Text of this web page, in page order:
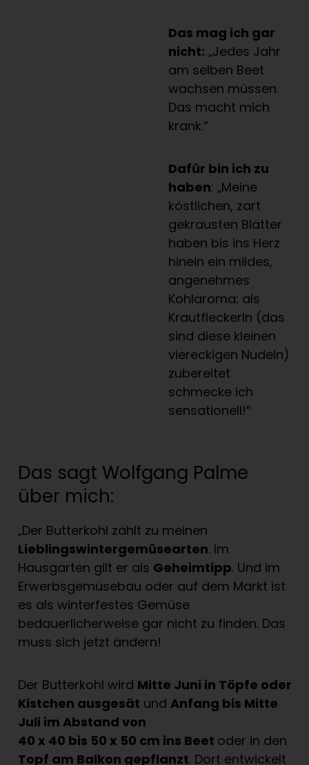
Das mag ich gar
nicht: „Jedes Jahr
am selben Beet
wachsen müssen.
Das macht mich
krank.“
Dafür bin ich zu
haben: „Meine
köstlichen, zart
gekrausten Blätter
haben bis ins Herz
hinein ein mildes,
angenehmes
Kohlaroma; als
Krautfleckerln (das
sind diese kleinen
viereckigen Nudeln)
zubereitet
schmecke ich
sensationell!“
Das sagt Wolfgang Palme
über mich:
„Der Butterkohl zählt zu meinen
Lieblingswintergemüsearten. Im
Hausgarten gilt er als Geheimtipp. Und im
Erwerbsgemüsebau oder auf dem Markt ist
es als winterfestes Gemüse
bedauerlicherweise gar nicht zu finden. Das
muss sich jetzt ändern!
Der Butterkohl wird Mitte Juni in Töpfe oder
Kistchen ausgesät und Anfang bis Mitte
Juli im Abstand von
40 x 40 bis 50 x 50 cm ins Beet oder in den
Topf am Balkon gepflanzt. Dort entwickelt